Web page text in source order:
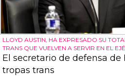
LLOYD AUSTIN, HA EXPRESADO SU
TRANS QUE VUELVEN A SERVIR EN EL
El secretario de defensa de
tropas trans